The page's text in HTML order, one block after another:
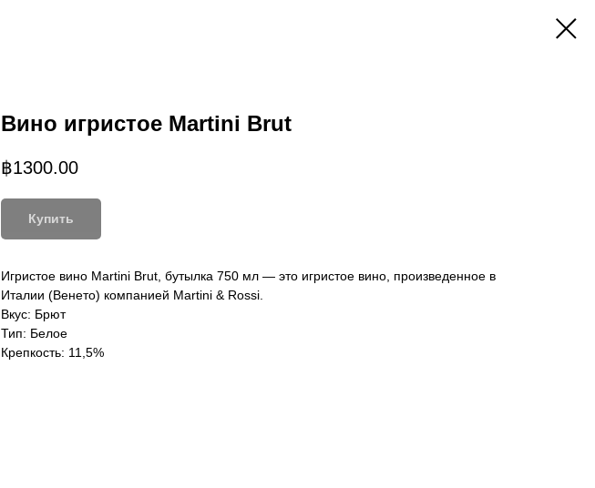
Вино игристое Martini Brut
฿1300.00
Купить
Игристое вино Martini Brut, бутылка 750 мл — это игристое вино, произведенное в
Италии (Венето) компанией Martini & Rossi.
Вкус: Брют
Тип: Белое
Крепкость: 11,5%